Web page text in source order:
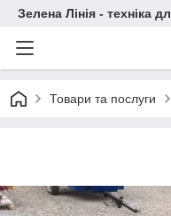
Зелена Лінія - техніка
Товари та послуги